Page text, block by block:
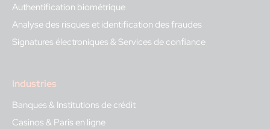
Authentification biométrique
Analyse des risques et identification des fraudes
Signatures électroniques & Services de confiance
Industries
Banques & Institutions de crédit
Casinos & Paris en ligne